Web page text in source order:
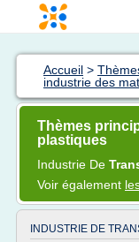
Accueil >
industrie des
Thèmes
plastiques
Industrie De
Voir également
INDUSTRIE DE